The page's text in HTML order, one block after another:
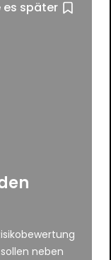
es später
neben